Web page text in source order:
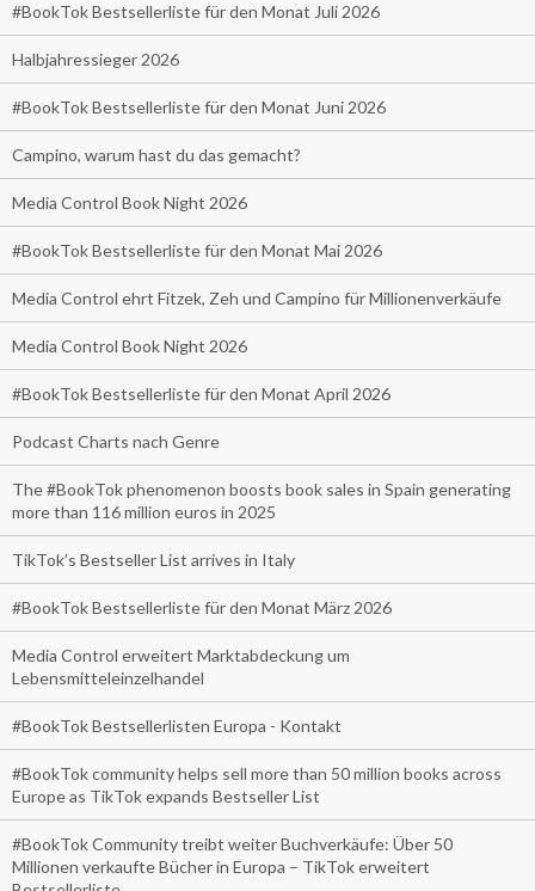
#BookTok Bestsellerliste für den Monat Juli 2026
Halbjahressieger 2026
#BookTok Bestsellerliste für den Monat Juni 2026
Campino, warum hast du das gemacht?
Media Control Book Night 2026
#BookTok Bestsellerliste für den Monat Mai 2026
Media Control ehrt Fitzek, Zeh und Campino für Millionenverkäufe
Media Control Book Night 2026
#BookTok Bestsellerliste für den Monat April 2026
Podcast Charts nach Genre
The #BookTok phenomenon boosts book sales in Spain generating
more than 116 million euros in 2025
TikTok’s Bestseller List arrives in Italy
#BookTok Bestsellerliste für den Monat März 2026
Media Control erweitert Marktabdeckung um
Lebensmitteleinzelhandel
#BookTok Bestsellerlisten Europa - Kontakt
#BookTok community helps sell more than 50 million books across
Europe as TikTok expands Bestseller List
#BookTok Community treibt weiter Buchverkäufe: Über 50
Millionen verkaufte Bücher in Europa – TikTok erweitert